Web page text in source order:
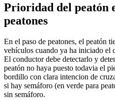
Prioridad del peatón
peatones
En el paso de peatones, el peatón
vehículos cuando ya ha iniciado el
El conductor debe detectarlo y
peatón no haya puesto todavia el
bordillo con clara intencion de
si hay semáforo (en verde para
sin semáforo.